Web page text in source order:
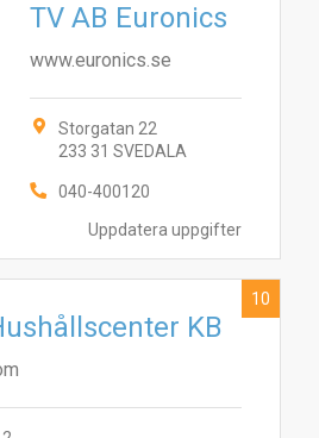
Uppdatera uppgifter
TV AB Euronics
www.euronics.se
Storgatan 22
233 31 SVEDALA
040-400120
KB
10